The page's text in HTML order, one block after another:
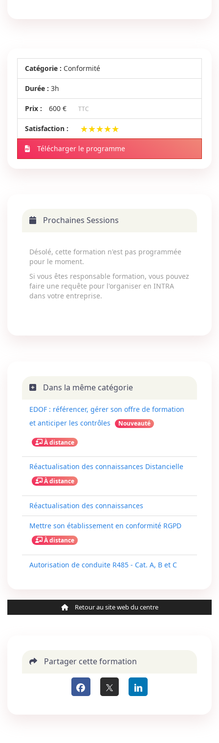
Catégorie : Conformité
Durée : 3h
Prix : 600 € TTC
Satisfaction : ★★★★★
★★★★★
Télécharger le programme
Prochaines Sessions
Désolé, cette formation n'est pas programmée
pour le moment.
Si vous êtes responsable formation, vous pouvez
faire une requête pour l'organiser en INTRA
dans votre entreprise.
Dans la même catégorie
EDOF : référencer, gérer son offre de formation
et anticiper les contrôles
Nouveauté
À distance
Réactualisation des connaissances Distancielle
À distance
Réactualisation des connaissances
Mettre son établissement en conformité RGPD
À distance
Autorisation de conduite R485 - Cat. A, B et C
Retour au site web du centre
Partager cette formation